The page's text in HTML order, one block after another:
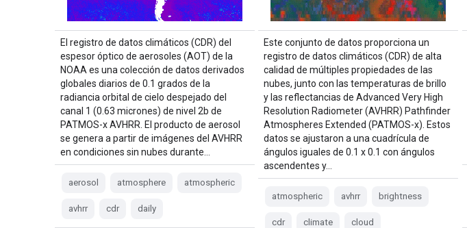
El registro de datos climáticos (CDR) del
espesor óptico de aerosoles (AOT) de la
NOAA es una colección de datos derivados
globales diarios de 0.1 grados de la
radiancia orbital de cielo despejado del
canal 1 (0.63 micrones) de nivel 2b de
PATMOS-x AVHRR. El producto de aerosol
se genera a partir de imágenes del AVHRR
en condiciones sin nubes durante…
aerosol atmosphere atmospheric
avhrr cdr daily
Este conjunto de datos proporciona un
registro de datos climáticos (CDR) de alta
calidad de múltiples propiedades de las
nubes, junto con las temperaturas de brillo
y las reflectancias de Advanced Very High
Resolution Radiometer (AVHRR) Pathfinder
Atmospheres Extended (PATMOS-x). Estos
datos se ajustaron a una cuadrícula de
ángulos iguales de 0.1 x 0.1 con ángulos
ascendentes y…
atmospheric avhrr brightness
cdr climate cloud